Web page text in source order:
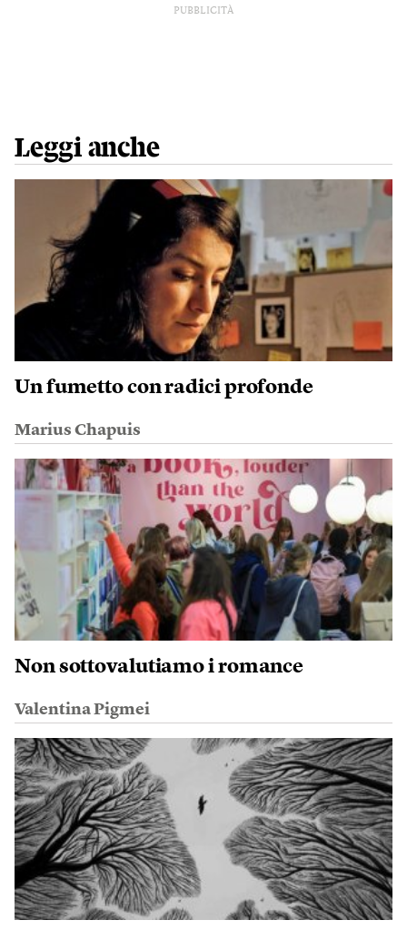
PUBBLICITÀ
Leggi anche
Un fumetto con radici profonde
Marius Chapuis
Non sottovalutiamo i romance
Valentina Pigmei